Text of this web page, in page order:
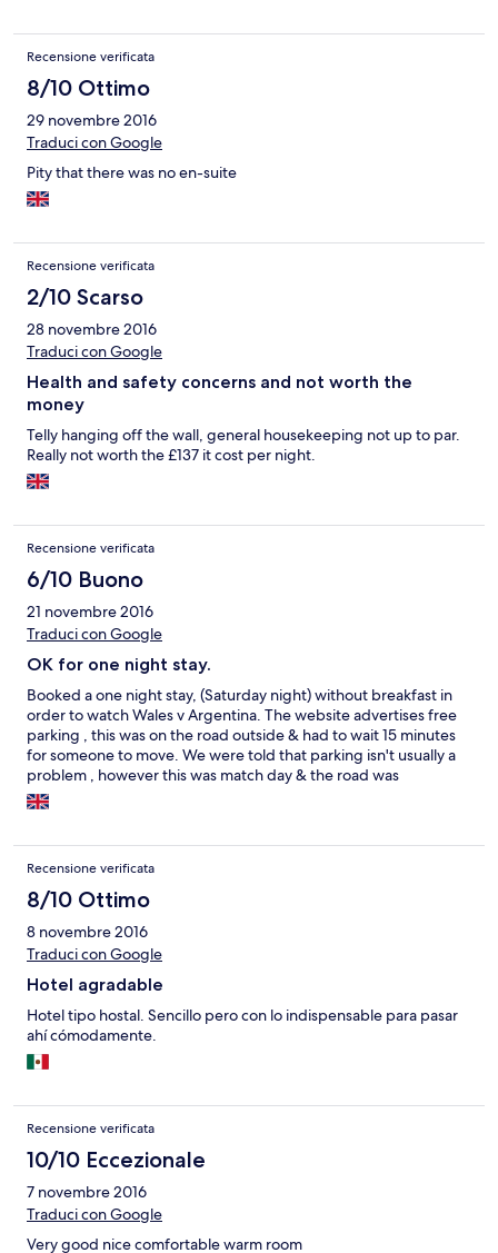
Recensione verificata
8/10 Ottimo
29 novembre 2016
Traduci con Google
Pity that there was no en-suite
Recensione verificata
2/10 Scarso
28 novembre 2016
Traduci con Google
Health and safety concerns and not worth the
money
Telly hanging off the wall, general housekeeping not up to par.
Really not worth the £137 it cost per night.
Recensione verificata
6/10 Buono
21 novembre 2016
Traduci con Google
OK for one night stay.
Booked a one night stay, (Saturday night) without breakfast in
order to watch Wales v Argentina. The website advertises free
parking , this was on the road outside & had to wait 15 minutes
for someone to move. We were told that parking isn't usually a
problem , however this was match day & the road was
extremely busy. Nice friendly welcome when we arrived , room
was spacious , but could have been cleaner. The beds were
Beverley Hotel down the road was open Sunday morning so we
popped in there. The hotel is in an excelent location. Cathederal
Rd has several friendly pubs, which are good value for food &
drink & the City centre is only a 10 - 15 minute walk away. Was
pleased the Hotel allowed us to stay for one night only on Rugby
weekend - other hotels insist on 2 nights minimum stay.
Recensione verificata
8/10 Ottimo
8 novembre 2016
Traduci con Google
Hotel agradable
Hotel tipo hostal. Sencillo pero con lo indispensable para pasar
ahí cómodamente.
Recensione verificata
10/10 Eccezionale
7 novembre 2016
Traduci con Google
Very good nice comfortable warm room